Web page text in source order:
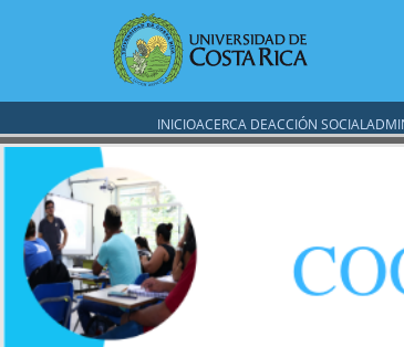
INICIOACERCA DEACCIÓN SOCIAL